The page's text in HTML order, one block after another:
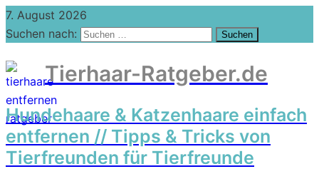
7. August 2026
Suchen nach:
Tierhaar-Ratgeber.de
Hundehaare & Katzenhaare einfach
entfernen // Tipps & Tricks von
Tierfreunden für Tierfreunde